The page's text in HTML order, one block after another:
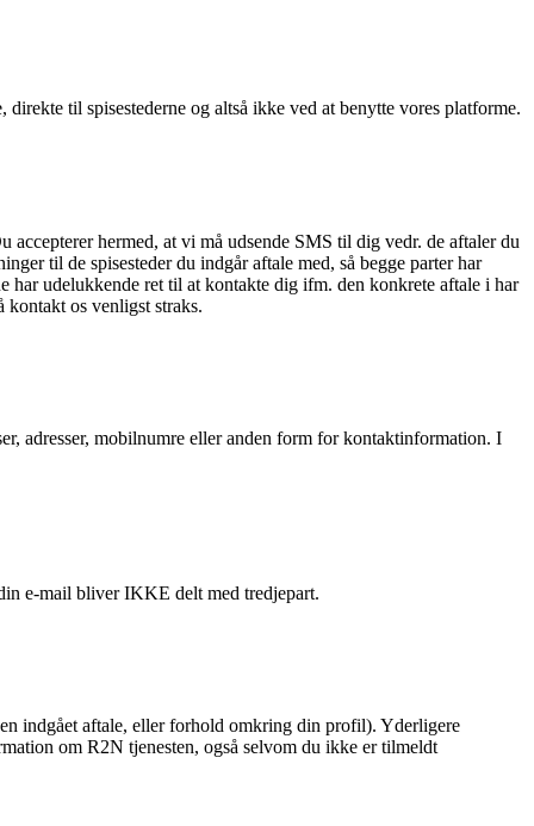
til spisestederne og altså ikke ved at benytte vores platforme.
hermed, at vi må udsende SMS til dig vedr. de aftaler du
til de spisesteder du indgår aftale med, så begge parter har
udelukkende ret til at kontakte dig ifm. den konkrete aftale i har
kontakt os venligst straks.
adresser, mobilnumre eller anden form for kontaktinformation. I
e-mail bliver IKKE delt med tredjepart.
indgået aftale, eller forhold omkring din profil). Yderligere
om R2N tjenesten, også selvom du ikke er tilmeldt